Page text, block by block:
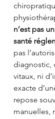
n’est pas
santé
pas
diagnostic,
vitaux, ni
exacte
repose
manuelles,